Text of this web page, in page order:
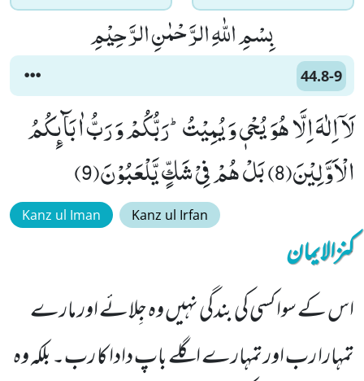
بِسْمِ اللّٰهِ الرَّحْمٰنِ الرَّحِیْمِ
44.8-9
لَاۤ اِلٰهَ اِلَّا هُوَ یُحْیٖ وَ یُمِیْتُؕ-رَبُّكُمْ وَ رَبُّ اٰبَآىٕكُمُ
الْاَوَّلِیْنَ(8) بَلْ هُمْ فِیْ شَكٍّ یَّلْعَبُوْنَ(9)
Kanz ul Iman Kanz ul Irfan
کنزالایمان
اس کے سوا کسی کی بندگی نہیں وہ جِلائے اور مارے
تمہارا رب اور تمہارے اگلے باپ دادا کا رب۔ بلکہ وہ